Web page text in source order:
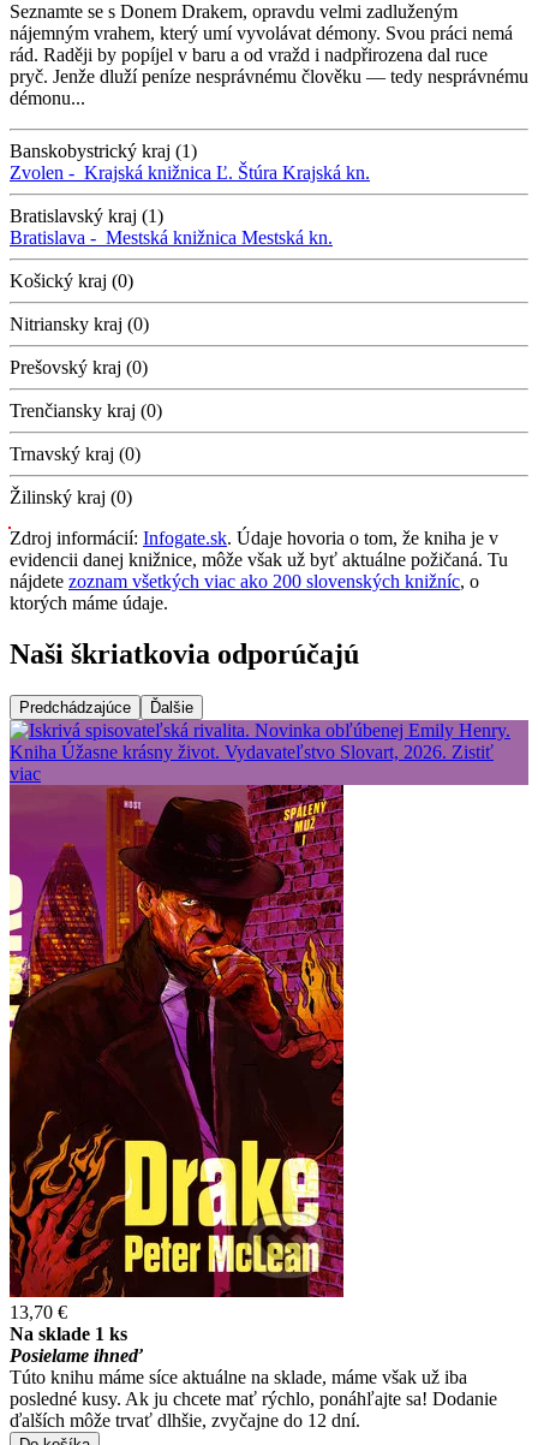
Seznamte se s Donem Drakem, opravdu velmi zadluženým
nájemným vrahem, který umí vyvolávat démony. Svou práci nemá
rád. Raději by popíjel v baru a od vražd i nadpřirozena dal ruce
pryč. Jenže dluží peníze nesprávnému člověku — tedy nesprávnému
démonu...
Banskobystrický kraj (1)
Zvolen - Krajská knižnica Ľ. Štúra Krajská kn.
Bratislavský kraj (1)
Bratislava - Mestská knižnica Mestská kn.
Košický kraj (0)
Nitriansky kraj (0)
Prešovský kraj (0)
Trenčiansky kraj (0)
Trnavský kraj (0)
Žilinský kraj (0)
Zdroj informácií: Infogate.sk. Údaje hovoria o tom, že kniha je v
evidencii danej knižnice, môže však už byť aktuálne požičaná. Tu
nájdete zoznam všetkých viac ako 200 slovenských knižníc, o
ktorých máme údaje.
Naši škriatkovia odporúčajú
Predchádzajúce Ďalšie
13,70 €
Na sklade 1 ks
Posielame ihneď
Túto knihu máme síce aktuálne na sklade, máme však už iba
posledné kusy. Ak ju chcete mať rýchlo, ponáhľajte sa! Dodanie
ďalších môže trvať dlhšie, zvyčajne do 12 dní.